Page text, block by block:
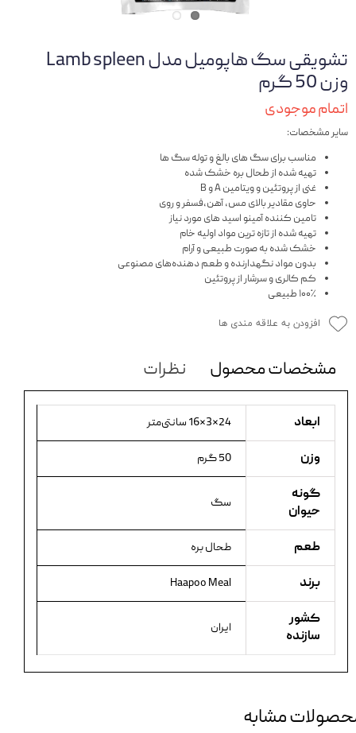
تشویقی سگ هاپومیل مدل Lamb spleen
وزن 50 گرم
اتمام موجودی
سایر مشخصات:
مناسب برای سگ های بالغ و توله سگ ها
تهیه شده از طحال بره خشک شده
غنی از پروتئین و ویتامین A و B
حاوی مقادیر بالای مس، آهن،فسفر و روی
تامین کننده آمینو اسید های مورد نیاز
تهیه شده از تازه ترین مواد اولیه خام
خشک شده به صورت طبیعی و آرام
بدون مواد نگهدارنده و طعم دهنده‌های مصنوعی
کم کالری و سرشار از پروتئین
۱۰۰٪ طبیعی
افزودن به علاقه مندی ها
مشخصات محصول نظرات
ابعاد 24×3×16 سانتی‌متر
وزن 50 گرم
گونه
حیوان
سگ
طعم طحال بره
برند Haapoo Meal
کشور
سازنده
ایران
مشابه